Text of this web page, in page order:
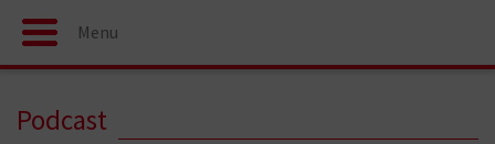
Menu
Podcast